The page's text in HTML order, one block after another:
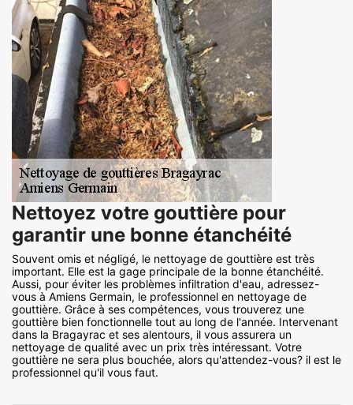
Nettoyez votre gouttière pour
garantir une bonne étanchéité
Souvent omis et négligé, le nettoyage de gouttière est très
important. Elle est la gage principale de la bonne étanchéité.
Aussi, pour éviter les problèmes infiltration d'eau, adressez-
vous à Amiens Germain, le professionnel en nettoyage de
gouttière. Grâce à ses compétences, vous trouverez une
gouttière bien fonctionnelle tout au long de l'année. Intervenant
dans la Bragayrac et ses alentours, il vous assurera un
nettoyage de qualité avec un prix très intéressant. Votre
gouttière ne sera plus bouchée, alors qu'attendez-vous? il est le
professionnel qu'il vous faut.